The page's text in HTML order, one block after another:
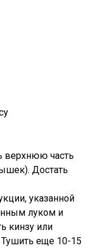
верхнюю часть
Достать
указанной
луком и
кинзу или
еще 10-15